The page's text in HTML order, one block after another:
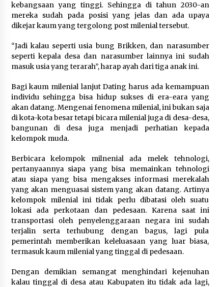
kebangsaan yang tinggi. Sehingga di tahun 2030-an
mereka sudah pada posisi yang jelas dan ada upaya
dikejar kaum yang tergolong post milenial tersebut.
“Jadi kalau seperti usia bung Brikken, dan narasumber
seperti kepala desa dan narasumber lainnya ini sudah
masuk usia yang terarah”, harap ayah dari tiga anak ini.
Bagi kaum milenial lanjut Dating harus ada kemampuan
individu sehingga bisa hidup sukses di era-eara yang
akan datang. Mengenai fenomena milenial, ini bukan saja
di kota-kota besar tetapi bicara milenial juga di desa-desa,
bangunan di desa juga menjadi perhatian kepada
kelompok muda.
Berbicara kelompok milnenial ada melek tehnologi,
pertanyaannya siapa yang bisa memainkan tehnologi
atau siapa yang bisa mengakses informasi merekalah
yang akan menguasai sistem yang akan datang. Artinya
kelompok milenial ini tidak perlu dibatasi oleh suatu
lokasi ada perkotaan dan pedesaan. Karena saat ini
transportasi oleh penyelenggaraan negara ini sudah
terjalin serta terhubung dengan bagus, lagi pula
pemerintah memberikan keleluasaan yang luar biasa,
termasuk kaum milenial yang tinggal di pedesaan.
Dengan demikian semangat menghindari kejenuhan
kalau tinggal di desa atau Kabupaten itu tidak ada lagi,